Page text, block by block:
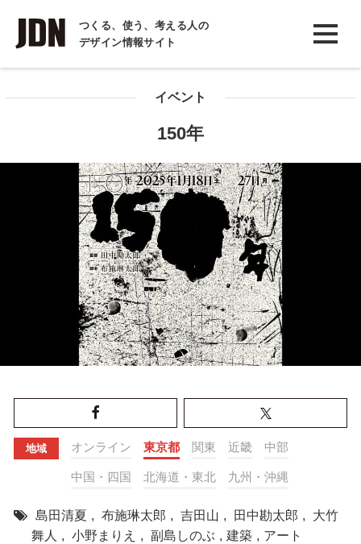
つくる、使う、考える人の
デザイン情報サイト
INTERVIEW
インタビュー
コラム
イベント
150年
地域 オンライン 東京都 関東 近畿 中部
中国・四国 北海道・東北 九州・沖縄
島田清夏 , 布施琳太郎 , 吉田山 , 田中勘太郎 ,
大竹
舞人 , 小野まりえ , 副島しのぶ , 建築 , アート